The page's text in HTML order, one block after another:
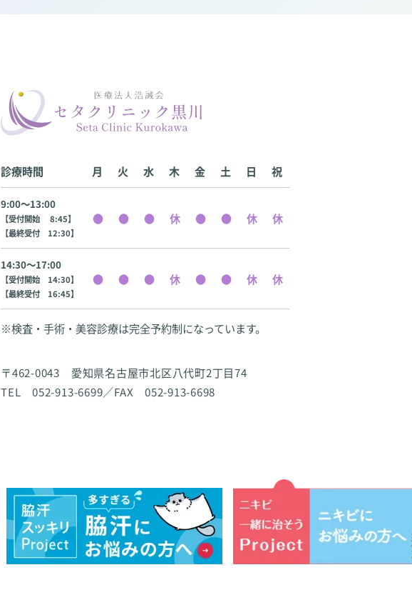
診療時間 月 火 水 木 金 土 日 祝
9:00〜13:00
【受付開始 8:45】
【最終受付 12:30】
14:30〜17:00
【受付開始 14:30】
【最終受付 16:45】
※検査・手術・美容診療は完全予約制になっています。
〒462-0043 愛知県名古屋市北区八代町2丁目74
TEL 052-913-6699／FAX 052-913-6698